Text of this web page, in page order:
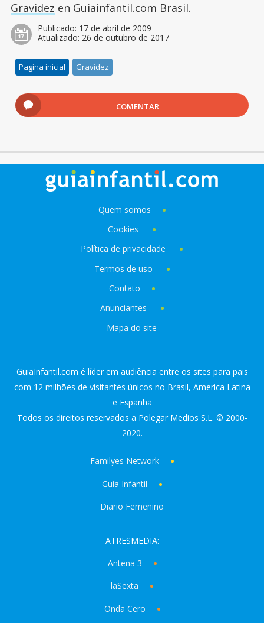
Gravidez en Guiainfantil.com Brasil.
Publicado: 17 de abril de 2009
Atualizado: 26 de outubro de 2017
Pagina inicial Gravidez
COMENTAR
Quem somos
Cookies
Política de privacidade
Termos de uso
Contato
Anunciantes
Mapa do site
GuiaInfantil.com é líder em audiência entre os sites para pais
com 12 milhões de visitantes únicos no Brasil, America Latina
e Espanha
Todos os direitos reservados a Polegar Medios S.L. © 2000-
2020.
Familyes Network
Guía Infantil
Diario Femenino
ATRESMEDIA:
Antena 3
laSexta
Onda Cero